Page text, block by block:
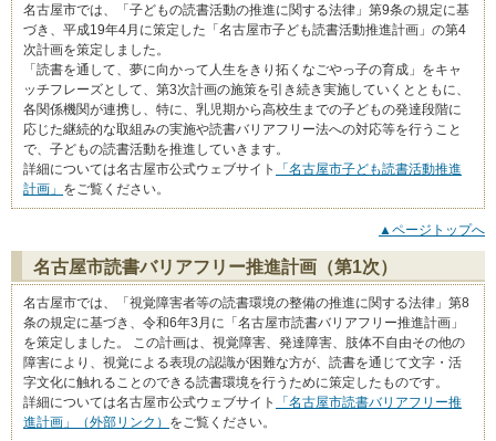
名古屋市では、「子どもの読書活動の推進に関する法律」第9条の規定に基
づき、平成19年4月に策定した「名古屋市子ども読書活動推進計画」の第4
次計画を策定しました。
「読書を通して、夢に向かって人生をきり拓くなごやっ子の育成」をキャ
ッチフレーズとして、第3次計画の施策を引き続き実施していくとともに、
各関係機関が連携し、特に、乳児期から高校生までの子どもの発達段階に
応じた継続的な取組みの実施や読書バリアフリー法への対応等を行うこと
で、子どもの読書活動を推進していきます。
詳細については名古屋市公式ウェブサイト
「名古屋市子ども読書活動推進
計画」 をご覧ください。
▲ページトップへ
名古屋市読書バリアフリー推進計画（第1次）
名古屋市では、「視覚障害者等の読書環境の整備の推進に関する法律」第8
条の規定に基づき、令和6年3月に「名古屋市読書バリアフリー推進計画」
を策定しました。 この計画は、視覚障害、発達障害、肢体不自由その他の
障害により、視覚による表現の認識が困難な方が、読書を通じて文字・活
字文化に触れることのできる読書環境を行うために策定したものです。
詳細については名古屋市公式ウェブサイト
「名古屋市読書バリアフリー推
進計画」（外部リンク） をご覧ください。